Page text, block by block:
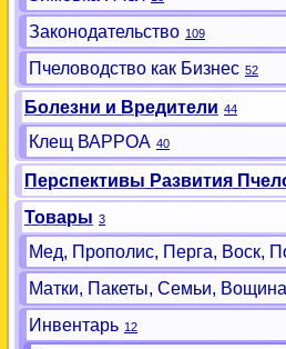
Законодательство 109
Пчеловодство как Бизнес 52
Болезни и Вредители 44
Клещ ВАРРОА 40
Перспективы Развития
Товары 3
Мед, Прополис, Перга, Воск,
Матки, Пакеты, Семьи, Вощина
Инвентарь 12